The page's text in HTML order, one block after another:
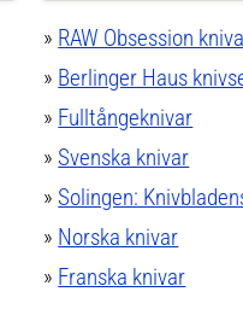
» RAW Obsession
» Berlinger Haus
» Fulltångeknivar
»Svenska knivar
»Solingen:
» Norska knivar
» Franska knivar